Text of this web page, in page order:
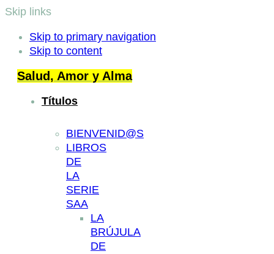
Skip links
Skip to primary navigation
Skip to content
Salud, Amor y Alma
Títulos
BIENVENID@S
LIBROS
DE
LA
SERIE
SAA
LA
BRÚJULA
DE